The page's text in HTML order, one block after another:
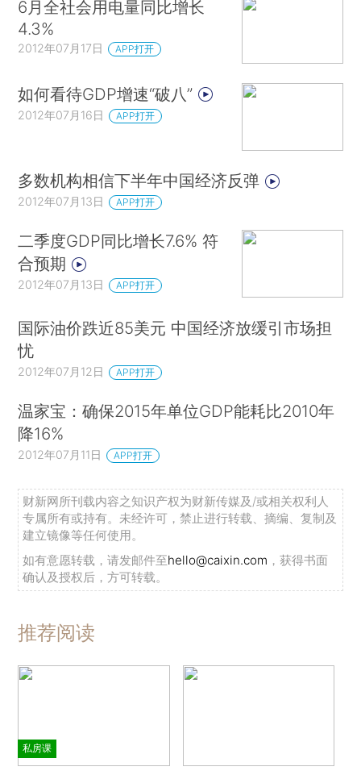
6月全社会用电量同比增长
4.3%
2012年07月17日 APP打开
如何看待GDP增速“破八”
2012年07月16日 APP打开
多数机构相信下半年中国经济反弹
2012年07月13日 APP打开
二季度GDP同比增长7.6% 符
合预期
2012年07月13日 APP打开
国际油价跌近85美元 中国经济放缓引市场担
忧
2012年07月12日 APP打开
温家宝：确保2015年单位GDP能耗比2010年
降16%
2012年07月11日 APP打开
财新网所刊载内容之知识产权为财新传媒及/或相关权利人
专属所有或持有。未经许可，禁止进行转载、摘编、复制及
建立镜像等任何使用。
如有意愿转载，请发邮件至hello@caixin.com ，获得书面
确认及授权后，方可转载。
推荐阅读
私房课